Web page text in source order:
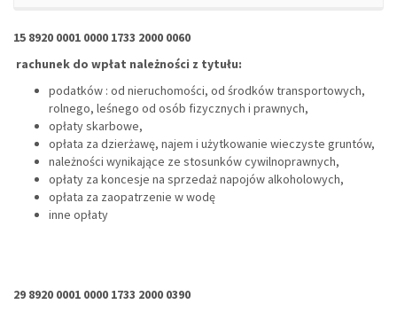
15 8920 0001 0000 1733 2000 0060
rachunek do wpłat należności z tytułu:
podatków : od nieruchomości, od środków transportowych,
rolnego, leśnego od osób fizycznych i prawnych,
opłaty skarbowe,
opłata za dzierżawę, najem i użytkowanie wieczyste gruntów,
należności wynikające ze stosunków cywilnoprawnych,
opłaty za koncesje na sprzedaż napojów alkoholowych,
opłata za zaopatrzenie w wodę
inne opłaty
29 8920 0001 0000 1733 2000 0390